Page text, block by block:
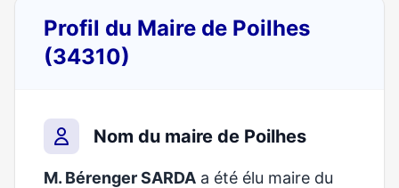
Profil du Maire de Poilhes
(34310)
Nom du maire de Poilhes
M. Bérenger SARDA a été élu maire du